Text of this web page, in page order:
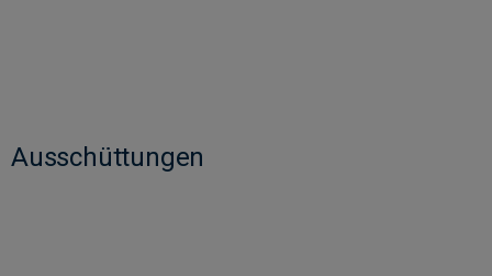
Ausschüttungen